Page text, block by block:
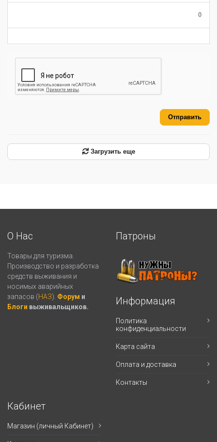
0
Отправить
Загрузить еще
О Нас
Товары для туризма.
Производство и разработка
средств выживания и
носимых аварийных
запасов (НАЗ). Форум и
Блоги выживальщиков.
Патроны
Информация
Политика
конфиденциальности
Карта сайта
Оплата и доставка
Контакты
Кабинет
Магазин (личный Кабинет)